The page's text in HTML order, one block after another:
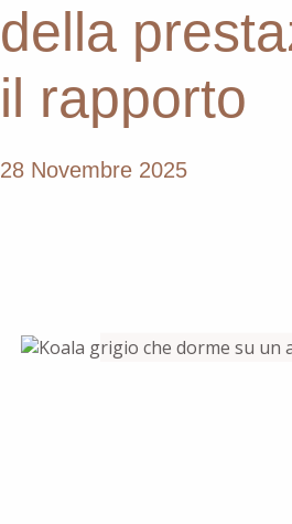
della
il rapporto
28 Novembre 2025